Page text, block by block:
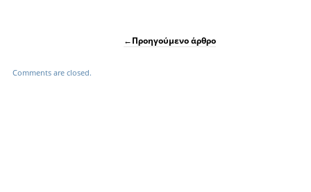
←Προηγούμενο άρθρο
Comments are closed.